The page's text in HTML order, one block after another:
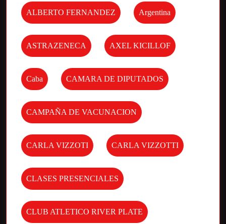
ALBERTO FERNANDEZ Argentina
ASTRAZENECA AXEL KICILLOF
Caba CAMARA DE DIPUTADOS
CAMPAÑA DE VACUNACION
CARLA VIZZOTI CARLA VIZZOTTI
CLASES PRESENCIALES
CLUB ATLETICO RIVER PLATE